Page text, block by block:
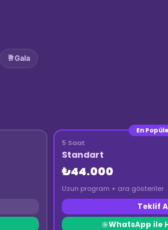
🥂Gala
En
5 Saat
Standart
₺44.000
Uzun program + ara gösteriler
Teklif
WhatsApp ile